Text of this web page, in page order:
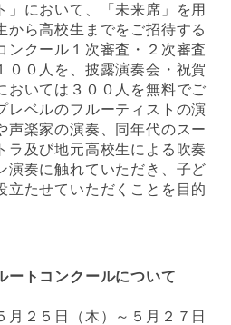
」において、「未来席」を用
から高校生までをご招待する
ンクール１次審査・２次審査
００人を、披露演奏会・祝賀
おいては３００人を無料でご
レベルのフルーティストの演
声楽家の演奏、同年代のスー
ラ及び地元高校生による吹奏
演奏に触れていただき、子ど
立たせていただくことを目的
ートコンクールについて
２５日（木）～５月２７日